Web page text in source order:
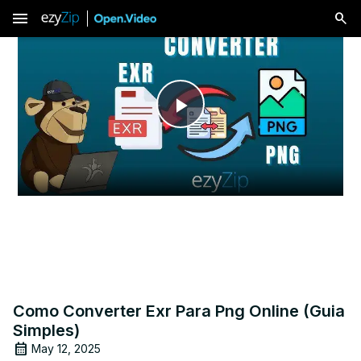
menu
Play
Video
Como Converter Exr Para Png Online (Guia
Simples)
May 12, 2025